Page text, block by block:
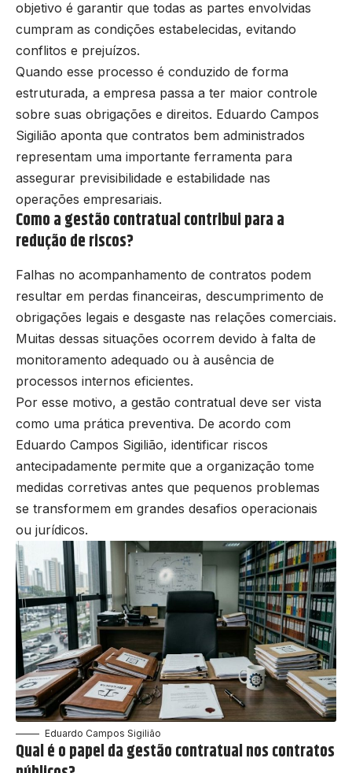
objetivo é garantir que todas as partes envolvidas
cumpram as condições estabelecidas, evitando
conflitos e prejuízos.
Quando esse processo é conduzido de forma
estruturada, a empresa passa a ter maior controle
sobre suas obrigações e direitos. Eduardo Campos
Sigilião aponta que contratos bem administrados
representam uma importante ferramenta para
assegurar previsibilidade e estabilidade nas
operações empresariais.
Como a gestão contratual contribui para a
redução de riscos?
Falhas no acompanhamento de contratos podem
resultar em perdas financeiras, descumprimento de
obrigações legais e desgaste nas relações comerciais.
Muitas dessas situações ocorrem devido à falta de
monitoramento adequado ou à ausência de
processos internos eficientes.
Por esse motivo, a gestão contratual deve ser vista
como uma prática preventiva. De acordo com
Eduardo Campos Sigilião, identificar riscos
antecipadamente permite que a organização tome
medidas corretivas antes que pequenos problemas
se transformem em grandes desafios operacionais
ou jurídicos.
Eduardo Campos Sigilião
Qual é o papel da gestão contratual nos contratos